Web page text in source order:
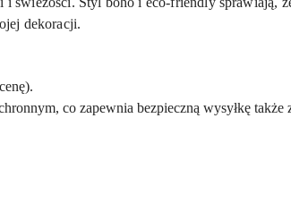
dekoracji.
co zapewnia bezpieczną wysyłkę także